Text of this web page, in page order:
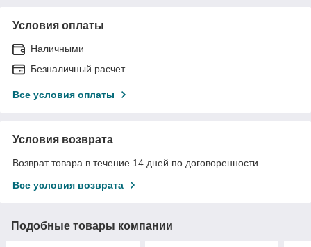
Условия оплаты
Наличными
Безналичный расчет
Все условия оплаты
Условия возврата
Возврат товара в течение 14 дней по договоренности
Все условия возврата
Подобные товары компании